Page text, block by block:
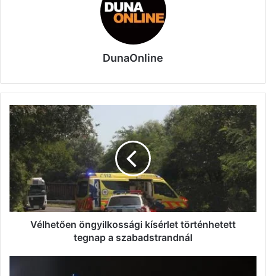
DunaOnline
Vélhetően
öngyilkossági
kísérlet
történhetett
tegnap
a
szabadstrandnál
Vélhetően öngyilkossági kísérlet történhetett
tegnap a szabadstrandnál